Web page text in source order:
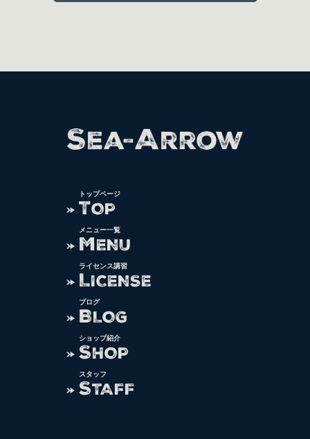
トップページ
TOP
メニュー一覧
MENU
ライセンス講習
LICENSE
ブログ
BLOG
ショップ紹介
SHOP
スタッフ
STAFF